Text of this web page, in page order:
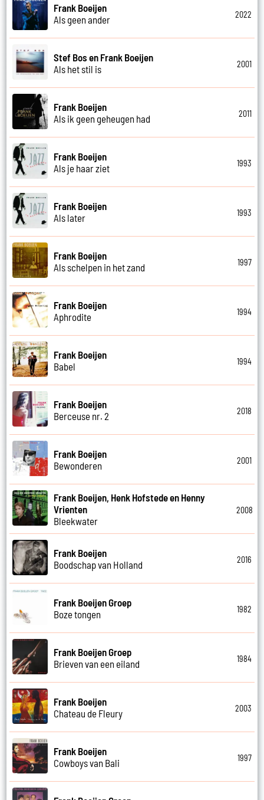
Frank Boeijen
Als geen ander
2022
Stef Bos en Frank Boeijen
Als het stil is
2001
Frank Boeijen
Als ik geen geheugen had
2011
Frank Boeijen
Als je haar ziet
1993
Frank Boeijen
Als later
1993
Frank Boeijen
Als schelpen in het zand
1997
Frank Boeijen
Aphrodite
1994
Frank Boeijen
Babel
1994
Frank Boeijen
Berceuse nr. 2
2018
Frank Boeijen
Bewonderen
2001
Frank Boeijen, Henk Hofstede en Henny
Vrienten
Bleekwater
2008
Frank Boeijen
Boodschap van Holland
2016
Frank Boeijen Groep
Boze tongen
1982
Frank Boeijen Groep
Brieven van een eiland
1984
Frank Boeijen
Chateau de Fleury
2003
Frank Boeijen
Cowboys van Bali
1997